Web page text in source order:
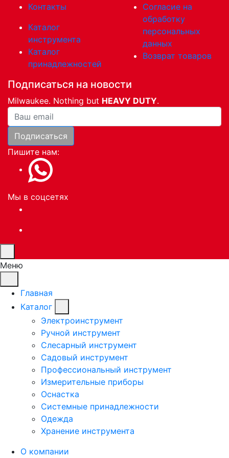
Контакты
Каталог
инструмента
Каталог
принадлежностей
Согласие на
обработку
персональных
данных
Возврат товаров
Подписаться на новости
Milwaukee. Nothing but HEAVY DUTY.
Ваша почта
Подписаться
Пишите нам:
Мы в соцсетях
Меню
Главная
Каталог
Электроинструмент
Ручной инструмент
Слесарный инструмент
Садовый инструмент
Профессиональный инструмент
Измерительные приборы
Оснастка
Системные принадлежности
Одежда
Хранение инструмента
О компании